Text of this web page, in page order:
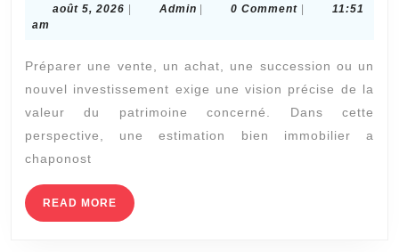
apporte
estimation
bien
immobilier
août 5, 2026 août
| AdminAdmin
| 0 Comment |
11:51
am
Préparer une vente, un achat, une succession ou un
nouvel investissement exige une vision précise de la
valeur du patrimoine concerné. Dans cette
perspective, une estimation bien immobilier a
chaponost
READ MORE READ
MORE